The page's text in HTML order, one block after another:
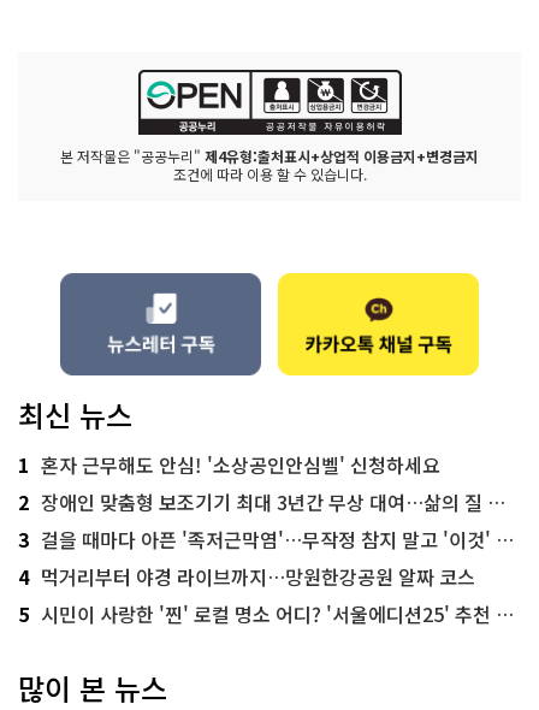
본 저작물은 "공공누리" 제4유형:출처표시+상업적 이용금지+변경금지
조건에 따라 이용 할 수 있습니다.
최신 뉴스
1 혼자 근무해도 안심! '소상공인안심벨' 신청하세요
2 장애인 맞춤형 보조기기 최대 3년간 무상 대여…삶의 질 높인다
3 걸을 때마다 아픈 '족저근막염'…무작정 참지 말고 '이것' 해보세요!
4 먹거리부터 야경 라이브까지…망원한강공원 알짜 코스
5 시민이 사랑한 '찐' 로컬 명소 어디? '서울에디션25' 추천 코스
많이 본 뉴스